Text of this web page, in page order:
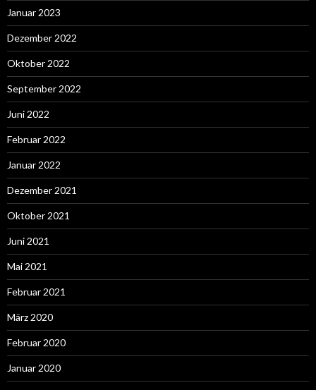
Januar 2023
Dezember 2022
Oktober 2022
September 2022
Juni 2022
Februar 2022
Januar 2022
Dezember 2021
Oktober 2021
Juni 2021
Mai 2021
Februar 2021
März 2020
Februar 2020
Januar 2020